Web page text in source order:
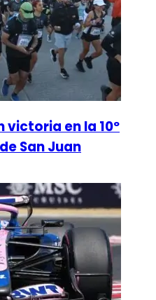
victoria en la 10º
San Juan